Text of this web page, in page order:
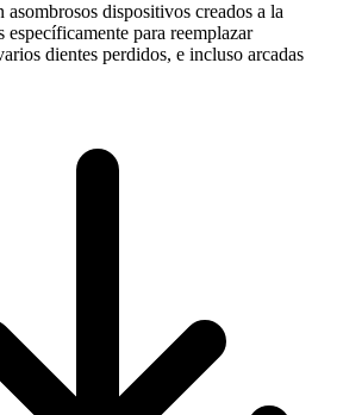
asombrosos dispositivos creados a la
específicamente para reemplazar
dientes perdidos, e incluso arcadas